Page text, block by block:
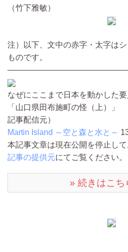
（竹下雅敏）
注）以下、文中の赤字・太字は
ものです。
なぜにここまで日本を動かした
「山口県田布施町の怪（上）」
記事配信元）
Martin Island ～空と森と水と～
本記事文章は現在公開を停止し
記事の提供元にてご覧ください。
» 続きはこち